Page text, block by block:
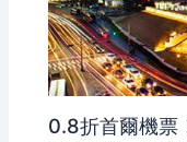
0.8折首爾機票